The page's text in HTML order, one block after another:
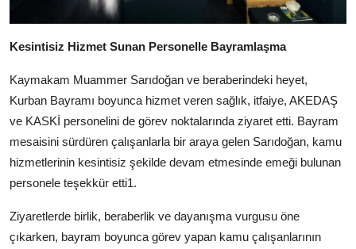
Kesintisiz Hizmet Sunan Personelle Bayramlaşma
Kaymakam Muammer Sarıdoğan ve beraberindeki heyet,
Kurban Bayramı boyunca hizmet veren sağlık, itfaiye, AKEDAŞ
ve KASKİ personelini de görev noktalarında ziyaret etti. Bayram
mesaisini sürdüren çalışanlarla bir araya gelen Sarıdoğan, kamu
hizmetlerinin kesintisiz şekilde devam etmesinde emeği bulunan
personele teşekkür etti1.
Ziyaretlerde birlik, beraberlik ve dayanışma vurgusu öne
çıkarken, bayram boyunca görev yapan kamu çalışanlarının